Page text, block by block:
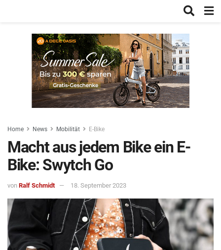
Home News Mobilität E-Bike
Macht aus jedem Bike ein E-
Bike: Swytch Go
von Ralf Schmidt 18. September 2023